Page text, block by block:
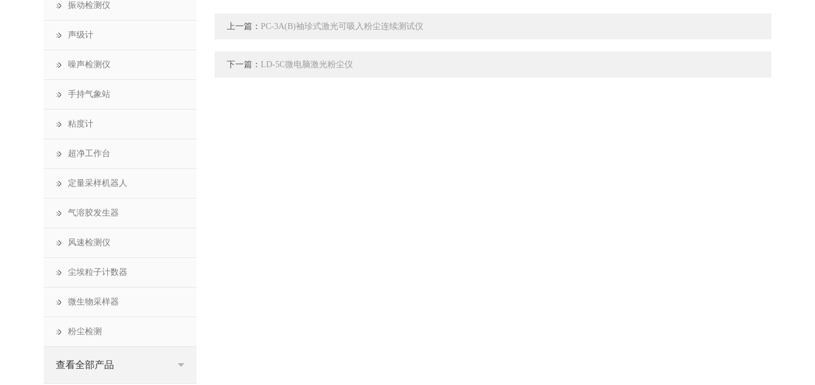
上一篇： PC-3A(B)袖珍式激光可吸入粉尘连续测试仪
下一篇： LD-5C微电脑激光粉尘仪
振动检测仪
声级计
噪声检测仪
手持气象站
粘度计
超净工作台
定量采样机器人
气溶胶发生器
风速检测仪
尘埃粒子计数器
微生物采样器
粉尘检测
查看全部产品